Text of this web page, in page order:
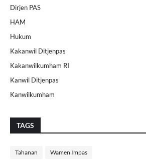
Dirjen PAS
HAM
Hukum
Kakanwil Ditjenpas
Kakanwilkumham RI
Kanwil Ditjenpas
Kanwilkumham
TAGS
Tahanan Wamen Impas